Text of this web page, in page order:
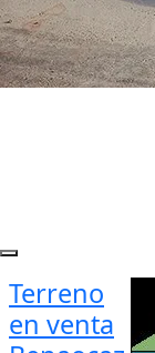
Terreno
en venta